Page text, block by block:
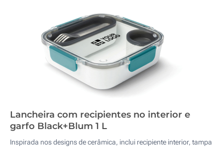
Lancheira com recipientes no interior e
garfo Black+Blum 1 L
Inspirada nos designs de cerâmica, inclui recipiente interior, tampa